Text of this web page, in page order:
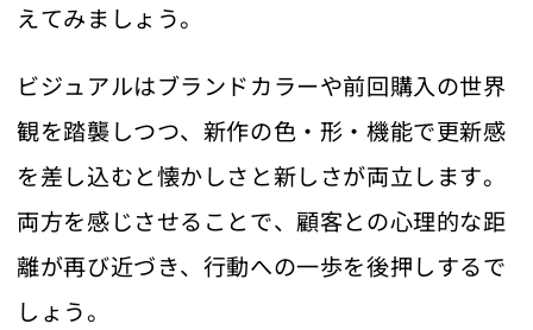
えてみましょう。
ビジュアルはブランドカラーや前回購入の世界
観を踏襲しつつ、新作の色・形・機能で更新感
を差し込むと懐かしさと新しさが両立します。
両方を感じさせることで、顧客との心理的な距
離が再び近づき、行動への一歩を後押しするで
しょう。